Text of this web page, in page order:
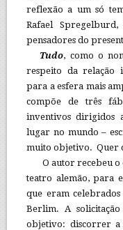
reflexão a um só
Rafael
pensadores do
Tudo, como o
respeito da relação
para a esfera mais
compõe de três
inventivos dirigidos
lugar no mundo –
muito objetivo. Quer
O autor recebeu
teatro alemão, para
que eram
Berlim. A
objetivo: discorrer